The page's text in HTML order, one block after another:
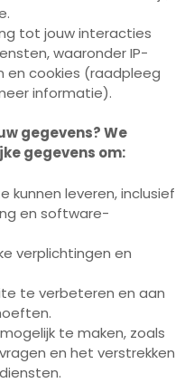
tot jouw interacties
waaronder IP-
en cookies (raadpleeg
informatie).
gegevens? We
gegevens om:
kunnen leveren, inclusief
en software-
verplichtingen en
te verbeteren en aan
te maken, zoals
en het verstrekken